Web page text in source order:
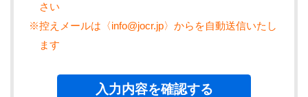
さい
※控えメールは〈info@jocr.jp〉からを自動送信いたし
ます